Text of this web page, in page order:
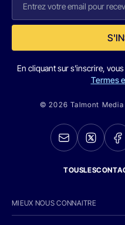
En cliquant sur s'inscrire,
Termes
© 2026 Talmont
MIEUX NOUS CONNAITRE